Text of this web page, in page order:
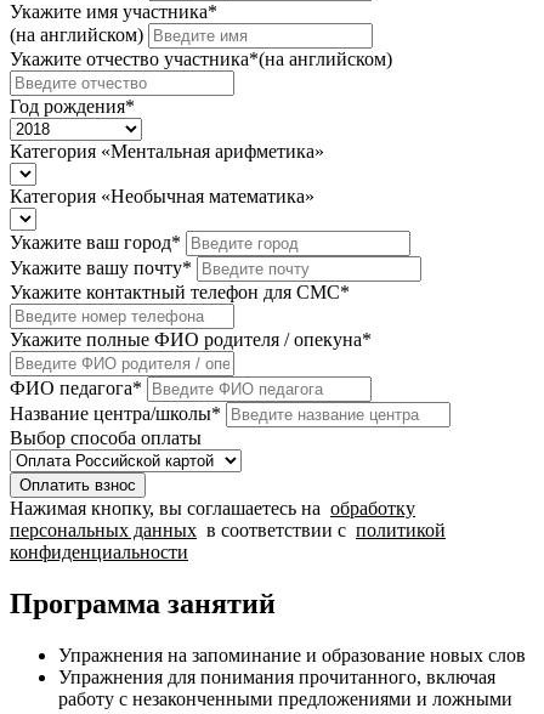
Укажите имя участника*
(на английском)
Укажите отчество участника*(на английском)
Год рождения*
Категория «Ментальная арифметика»
Категория «Необычная математика»
Укажите ваш город*
Укажите вашу почту*
Укажите контактный телефон для СМС*
Укажите полные ФИО родителя / опекуна*
ФИО педагога*
Название центра/школы*
Выбор способа оплаты
Оплатить взнос
Нажимая кнопку, вы соглашаетесь на обработку
персональных данных в соответствии с политикой
конфиденциальности
Программа занятий
Упражнения на запоминание и образование новых слов
Упражнения для понимания прочитанного, включая
работу с незаконченными предложениями и ложными